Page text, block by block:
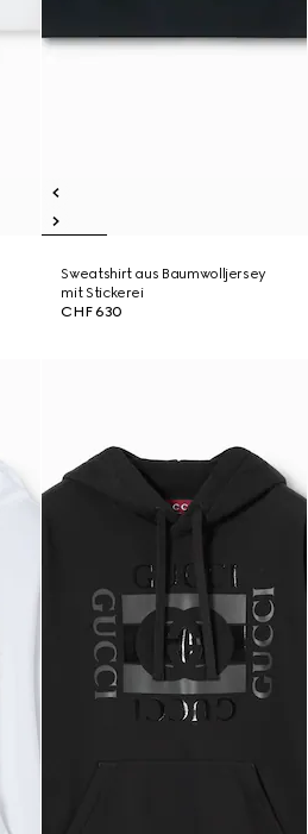
Sweatshirt aus Baumwolljersey
mit Stickerei
CHF 630